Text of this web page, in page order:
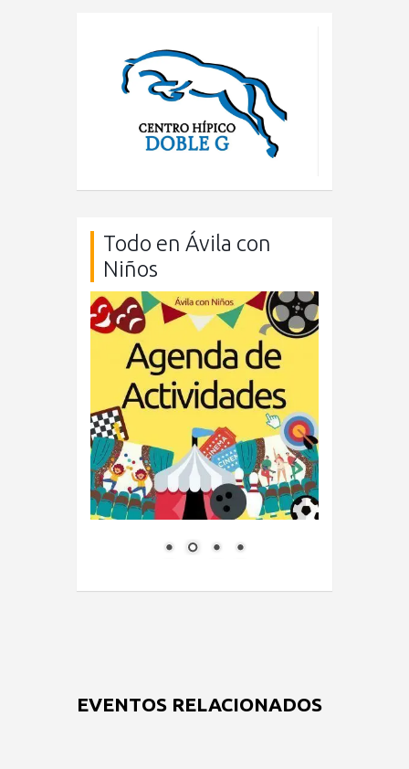
Todo en Ávila con
Niños
EVENTOS RELACIONADOS